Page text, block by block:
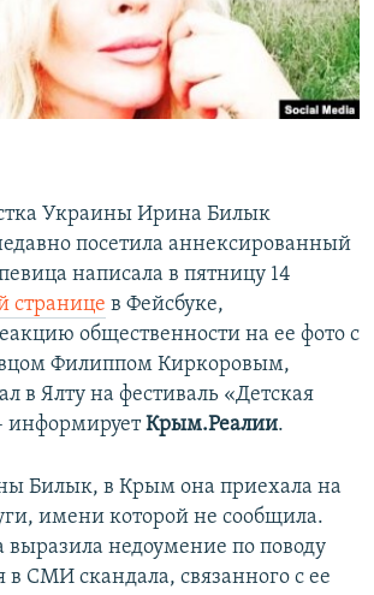
СУДЯТ?
КРЫМА
Украины Ирина Билык
посетила аннексированный
написала в пятницу 14
странице в Фейсбуке,
общественности на ее фото с
Филиппом Киркоровым,
в Ялту на фестиваль «Детская
информируетКрым.Реалии.
Билык, в Крым она приехала на
имени которой не сообщила.
выразила недоумение по поводу
в СМИ скандала, связанного с ее